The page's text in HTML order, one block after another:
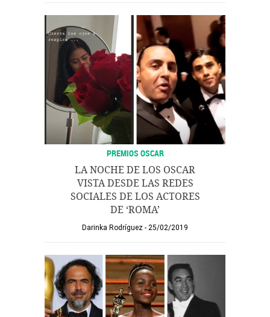
PREMIOS OSCAR
LA NOCHE DE LOS OSCAR
VISTA DESDE LAS REDES
SOCIALES DE LOS ACTORES
DE ‘ROMA’
Darinka Rodríguez 25/02/2019